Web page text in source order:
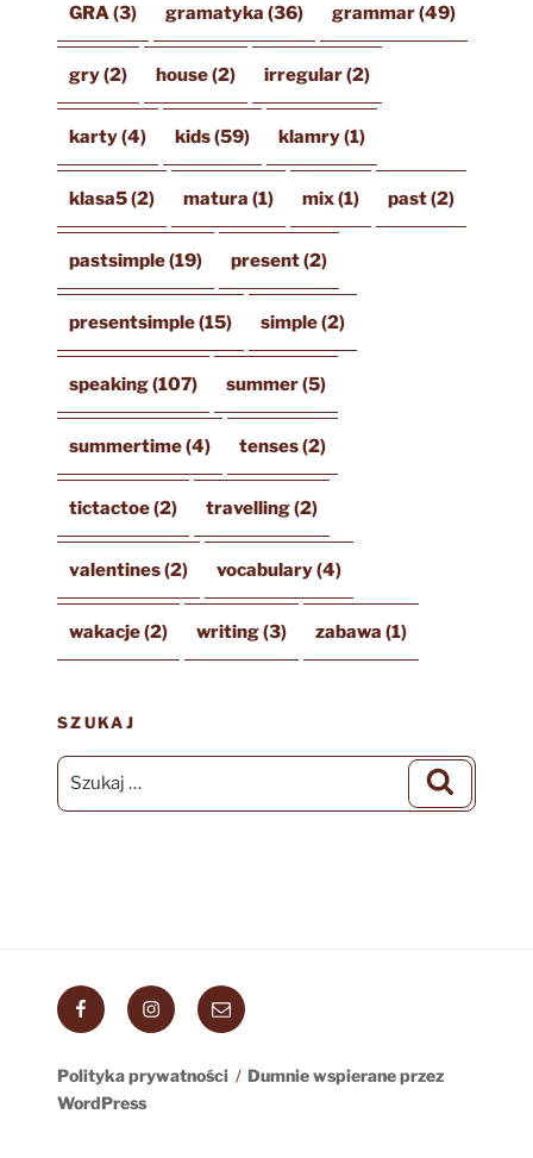
GRA(3) gramatyka (36) grammar(49)
gry(2) house(2) irregular(2)
karty(4) kids(59) klamry(1)
klasa5(2) matura (1) mix(1) past(2)
pastsimple(19) present(2)
presentsimple(15) simple(2)
speaking(107) summer(5)
summertime(4) tenses(2)
tictactoe(2) travelling(2)
valentines(2) vocabulary(4)
wakacje(2) writing(3) zabawa (1)
SZUKAJ
Szukaj:
FacebookInstagram
Email
Polityka prywatności
Dumnie wspierane przez
WordPress